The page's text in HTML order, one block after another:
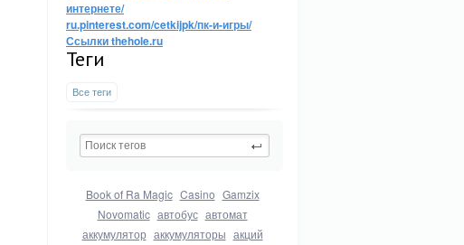
интернете/
ru.pinterest.com/cetkijpk/пк-и-игры/
Ссылки thehole.ru
Теги
Все теги
Book of Ra Magic Casino Gamzix
Novomatic автобус автомат
аккумулятор аккумуляторы акций